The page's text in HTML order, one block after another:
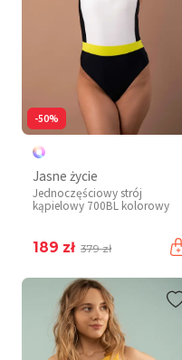
-50%
Jasne życie
Jednoczęściowy strój
kąpielowy 700BL kolorowy
189 zł 379 zł